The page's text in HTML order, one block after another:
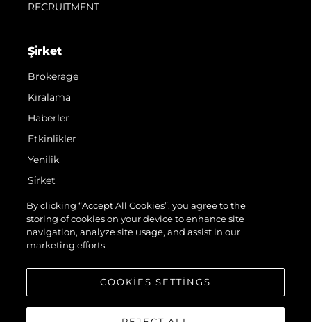
RECRUITMENT
Şi̇rket
Brokerage
Kiralama
Haberler
Etkinlikler
Yenilik
Şi̇rket
Ekip
Yaşam Şekli̇
Mi̇ras
By clicking “Accept All Cookies”, you agree to the
storing of cookies on your device to enhance site
navigation, analyze site usage, and assist in our
marketing efforts.
COOKIES SETTINGS